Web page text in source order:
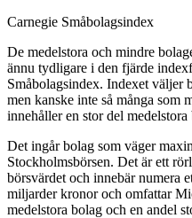
Carnegie Småbolagsindex
De medelstora och mindre
ännu tydligare i den fjärde
Småbolagsindex. Indexet väljer
men kanske inte så många som
innehåller en stor del medelstora
Det ingår bolag som väger
Stockholmsbörsen. Det är ett
börsvärdet och innebär numera
miljarder kronor och omfattar
medelstora bolag och en andel